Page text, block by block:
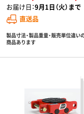
お届け日：9月1日（火）まで
直送品
製品寸法・製品重量・販売単位違い
商品あります